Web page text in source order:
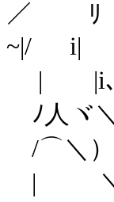
／
~|/
| |i
ﾉ
/⌒＼
| ＼